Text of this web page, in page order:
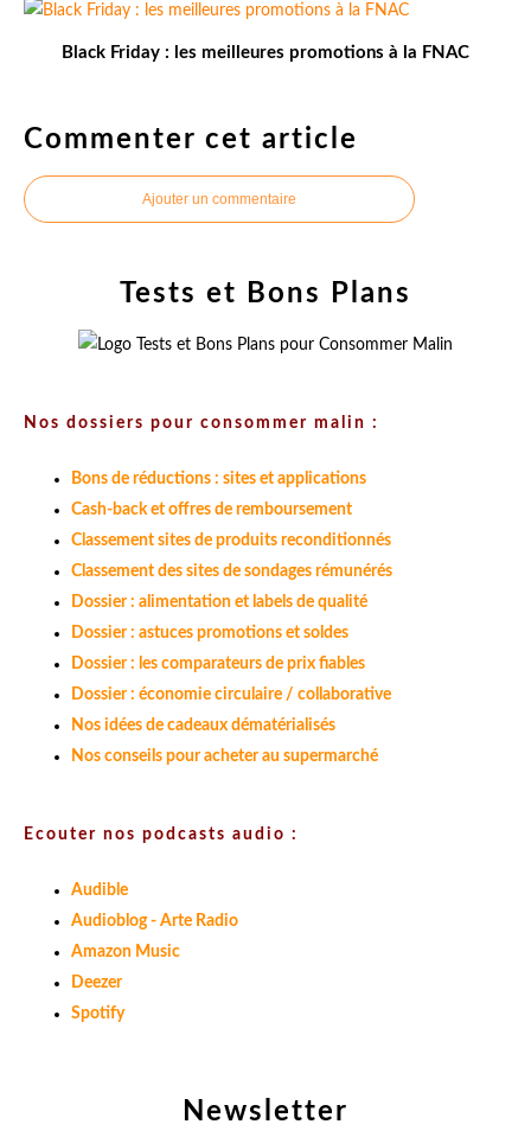
Black Friday : les meilleures promotions à la FNAC
Commenter cet article
Ajouter un commentaire
Newsletter
Tests et Bons Plans
Nos dossiers pour consommer malin :
Bons de réductions : sites et applications
Cash-back et offres de remboursement
Classement sites de produits reconditionnés
Classement des sites de sondages rémunérés
Dossier : alimentation et labels de qualité
Dossier : astuces promotions et soldes
Dossier : les comparateurs de prix fiables
Dossier : économie circulaire / collaborative
Nos idées de cadeaux dématérialisés
Nos conseils pour acheter au supermarché
Ecouter nos podcasts audio :
Audible
Audioblog - Arte Radio
Amazon Music
Deezer
Spotify